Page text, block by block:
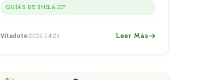
GUÍAS DE SHILAJIT
Vitadote 2026-04-26 Leer Más